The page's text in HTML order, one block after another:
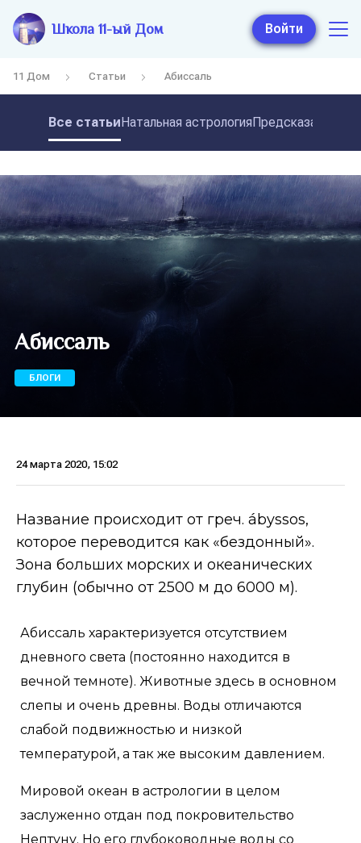
Школа 11-ый Дом Войти
11 Дом Статьи Абиссаль
Все статьиНатальная астрология
Абиссаль
БЛОГИ
24 марта 2020, 15:02
Название происходит от греч. ábyssos,
которое переводится как «бездонный».
Зона больших морских и океанических
глубин (обычно от 2500 м до 6000 м).
Абиссаль характеризуется отсутствием
дневного света (постоянно находится в
вечной темноте). Животные здесь в основном
слепы и очень древны. Воды отличаются
слабой подвижностью и низкой
температурой, а так же высоким давлением.
Мировой океан в астрологии в целом
заслуженно отдан под покровительство
Нептуну. Но его глубоководные воды со